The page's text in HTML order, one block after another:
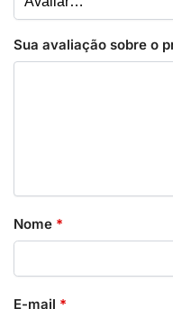
Sua avaliação sobre o
Nome *
E-mail *